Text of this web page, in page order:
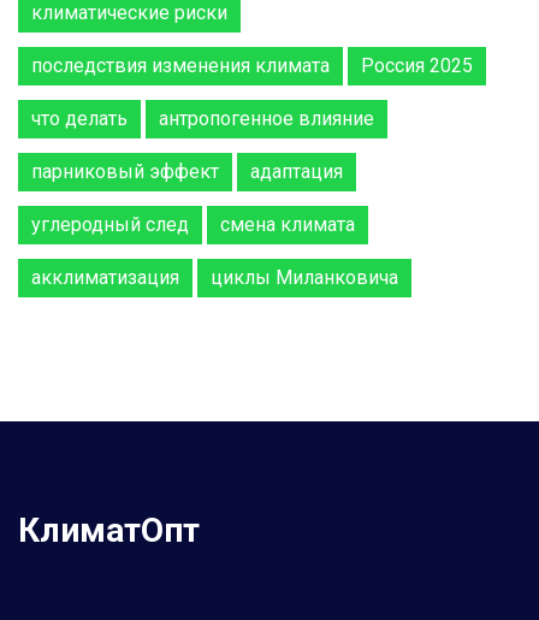
климатические риски
последствия изменения климата Россия 2025
что делать антропогенное влияние
парниковый эффект адаптация
углеродный след смена климата
акклиматизация циклы Миланковича
КлиматОпт